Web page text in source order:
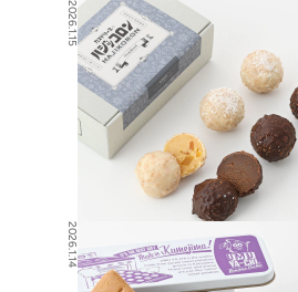
2026.1.15
2026.1.14